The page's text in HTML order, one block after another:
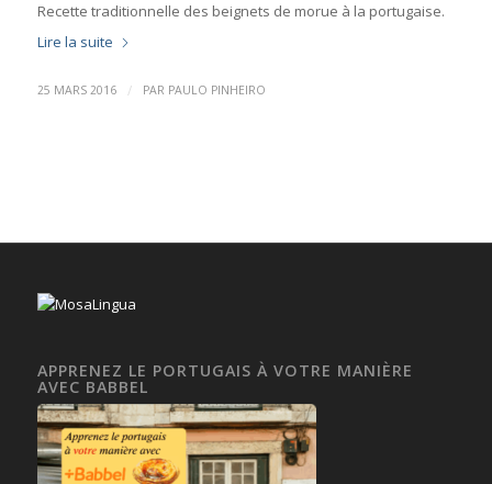
Recette traditionnelle des beignets de morue à la portugaise.
Lire la suite
25 MARS 2016 / PAR PAULO PINHEIRO
APPRENEZ LE PORTUGAIS À VOTRE MANIÈRE
AVEC BABBEL